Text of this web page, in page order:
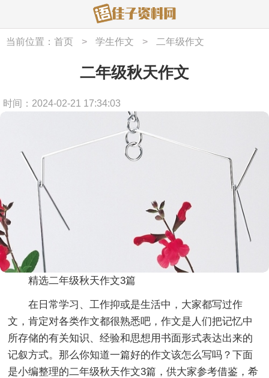
当前位置： 首页 > 学生作文 > 二年级作文
二年级秋天作文
时间：2024-02-21 17:34:03
精选二年级秋天作文3篇
在日常学习、工作抑或是生活中，大家都写过作
文，肯定对各类作文都很熟悉吧，作文是人们把记忆中
所存储的有关知识、经验和思想用书面形式表达出来的
记叙方式。那么你知道一篇好的作文该怎么写吗？下面
是小编整理的二年级秋天作文3篇，供大家参考借鉴，希